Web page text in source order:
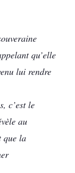
qu’elle
lui rendre
c’est le
au
que la